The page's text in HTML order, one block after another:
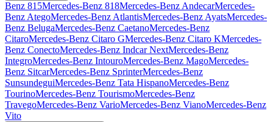
Benz 815Mercedes-Benz 818Mercedes-Benz AndecarMercedes-
Benz AtegoMercedes-Benz AtlantisMercedes-Benz AyatsMercedes-
Benz BelugaMercedes-Benz CaetanoMercedes-Benz
CitaroMercedes-Benz Citaro GMercedes-Benz Citaro KMercedes-
Benz ConectoMercedes-Benz Indcar NextMercedes-Benz
IntegroMercedes-Benz IntouroMercedes-Benz MagoMercedes-
Benz SitcarMercedes-Benz SprinterMercedes-Benz
SunsundeguiMercedes-Benz Tata HispanoMercedes-Benz
TourinoMercedes-Benz TourismoMercedes-Benz
TravegoMercedes-Benz VarioMercedes-Benz VianoMercedes-Benz
Vito